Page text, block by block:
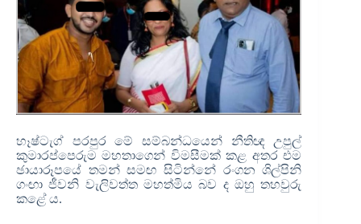
හෑෂ්ටැග් පරපුර මේ සම්බන්ධයෙන් නීතිඥ උපුල්
කුමාරප්පෙරුම මහතාගෙන් විමසීමක් කළ අතර එම
ඡායාරූපයේ තමන් සමඟ සිටින්නේ රංගන ශිල්පිනි
ගංඟා ජීවනි වැලිවත්ත මහත්මිය බව ද ඔහු තහවුරු
කළේ ය.